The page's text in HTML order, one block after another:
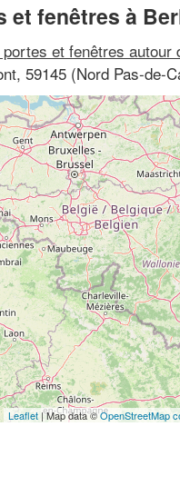
et fenêtres à
et fenêtres autour
59145 (Nord Pas-de-
Leaflet | Map data ©OpenStreetMap